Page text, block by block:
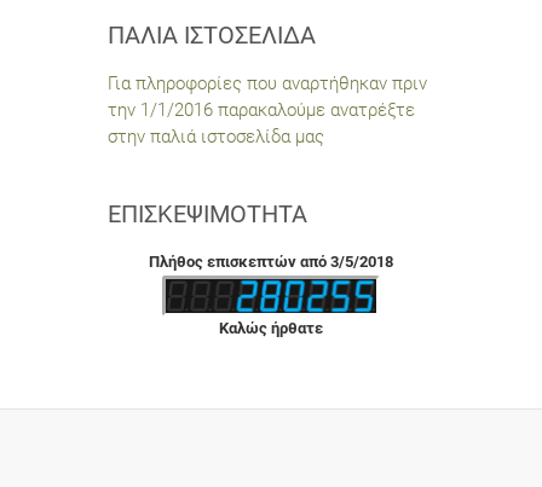
ΠΑΛΙΆ ΙΣΤΟΣΕΛΊΔΑ
Για πληροφορίες που αναρτήθηκαν πριν
την 1/1/2016 παρακαλούμε ανατρέξτε
στην παλιά ιστοσελίδα μας
ΕΠΙΣΚΕΨΙΜΌΤΗΤΑ
Πλήθος επισκεπτών από 3/5/2018
Καλώς ήρθατε